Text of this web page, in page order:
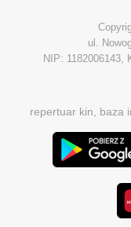
ul.
NIP: 1182006143,
repertuar kin, baza